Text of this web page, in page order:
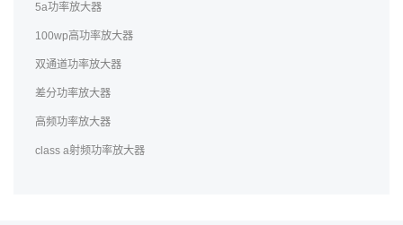
5a功率放大器
100wp高功率放大器
双通道功率放大器
差分功率放大器
高频功率放大器
class a射频功率放大器